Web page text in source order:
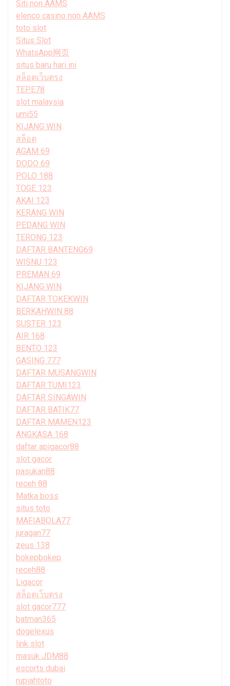
Siti non AAMS
elenco casino non AAMS
toto slot
Situs Slot
WhatsApp网页
situs baru hari ini
สล็อตเว็บตรง
TEPE78
slot malaysia
umi55
KIJANG WIN
สล็อต
AGAM 69
DODO 69
POLO 188
TOGE 123
AKAI 123
KERANG WIN
PEDANG WIN
TERONG 123
DAFTAR BANTENG69
WISNU 123
PREMAN 69
KIJANG WIN
DAFTAR TOKEKWIN
BERKAHWIN 88
SUSTER 123
AIR 168
BENTO 123
GASING 777
DAFTAR MUSANGWIN
DAFTAR TUMI123
DAFTAR SINGAWIN
DAFTAR BATIK77
DAFTAR MAMEN123
ANGKASA 168
daftar apigacor88
slot gacor
pasukan88
receh 88
Matka boss
situs toto
MAFIABOLA77
juragan77
zeus 138
bokepbokep
receh88
Ligacor
สล็อตเว็บตรง
slot gacor777
batman365
dogelexus
link slot
masuk JDM88
escorts dubai
rupiahtoto